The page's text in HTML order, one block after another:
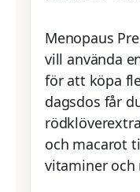
Menopaus
vill använda
för att köpa
dagsdos får
och macarot
vitaminer och